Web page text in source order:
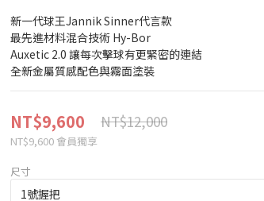
新一代球王Jannik Sinner代言款
最先進材料混合技術 Hy-Bor
Auxetic 2.0 讓每次擊球有更緊密的連結
全新金屬質感配色與霧面塗裝
NT$9,600 NT$12,000
NT$9,600 會員獨享
尺寸